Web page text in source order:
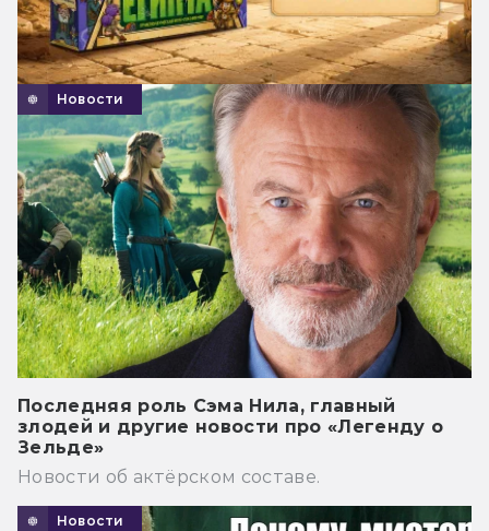
Новости
Последняя роль Сэма Нила, главный
злодей и другие новости про «Легенду о
Зельде»
Новости об актёрском составе.
Новости